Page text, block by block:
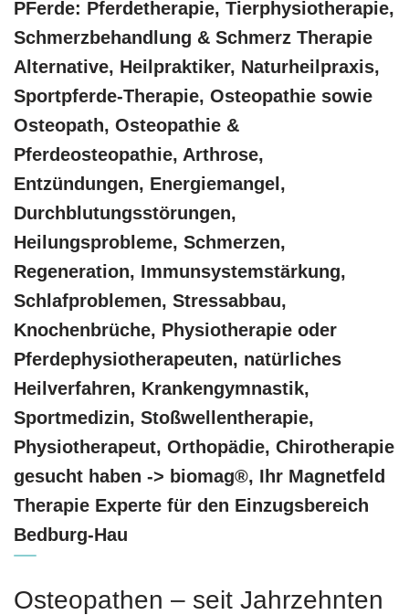
PFerde: Pferdetherapie, Tierphysiotherapie,
Schmerzbehandlung & Schmerz Therapie
Alternative, Heilpraktiker, Naturheilpraxis,
Sportpferde-Therapie, Osteopathie sowie
Osteopath, Osteopathie &
Pferdeosteopathie, Arthrose,
Entzündungen, Energiemangel,
Durchblutungsstörungen,
Heilungsprobleme, Schmerzen,
Regeneration, Immunsystemstärkung,
Schlafproblemen, Stressabbau,
Knochenbrüche, Physiotherapie oder
Pferdephysiotherapeuten, natürliches
Heilverfahren, Krankengymnastik,
Sportmedizin, Stoßwellentherapie,
Physiotherapeut, Orthopädie, Chirotherapie
gesucht haben -> biomag®, Ihr Magnetfeld
Therapie Experte für den Einzugsbereich
Bedburg-Hau
Osteopathen – seit Jahrzehnten